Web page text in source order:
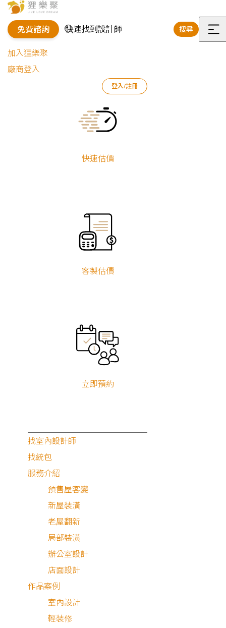
免費諮詢 搜尋
選
加入狸樂聚
廠商登入
登入/註冊
快速估價
客製估價
立即預約
找室內設計師
找統包
服務介紹
預售屋客變
新屋裝潢
老屋翻新
局部裝潢
辦公室設計
店面設計
作品案例
室內設計
輕裝修
室內設計作品 吳惠雯
時光．石光｜現
代風透天別墅
中古屋